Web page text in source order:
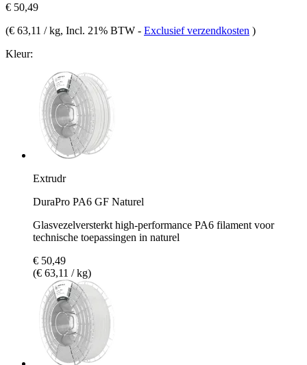
€ 50,49
(€ 63,11 / kg, Incl. 21% BTW - Exclusief verzendkosten )
Kleur:
Extrudr
DuraPro PA6 GF Naturel
Glasvezelversterkt high-performance PA6 filament voor
technische toepassingen in naturel
€ 50,49
(€ 63,11 / kg)